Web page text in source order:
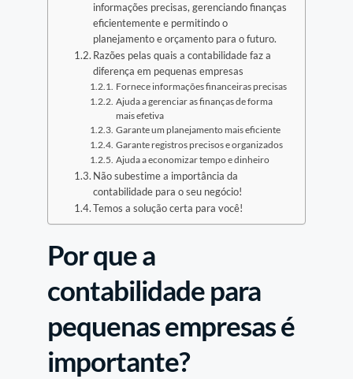
informações precisas, gerenciando finanças
eficientemente e permitindo o
planejamento e orçamento para o futuro.
Razões pelas quais a contabilidade faz a
diferença em pequenas empresas
Fornece informações financeiras precisas
Ajuda a gerenciar as finanças de forma
mais efetiva
Garante um planejamento mais eficiente
Garante registros precisos e organizados
Ajuda a economizar tempo e dinheiro
Não subestime a importância da
contabilidade para o seu negócio!
Temos a solução certa para você!
Por que a
contabilidade para
pequenas empresas é
importante?